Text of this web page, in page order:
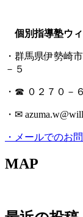
個別指導塾ウ
・群馬県伊勢崎
－５
・☎ ０２７０－
・✉
・メールでのお
MAP